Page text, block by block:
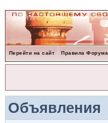
Перейти на сайт Правила Форума
Объявления